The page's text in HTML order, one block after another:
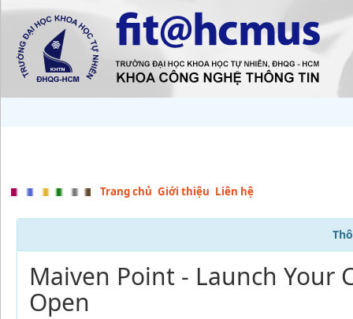
Trang chủ Giới thiệu Liên hệ
Maiven Point - Launch Your
Open